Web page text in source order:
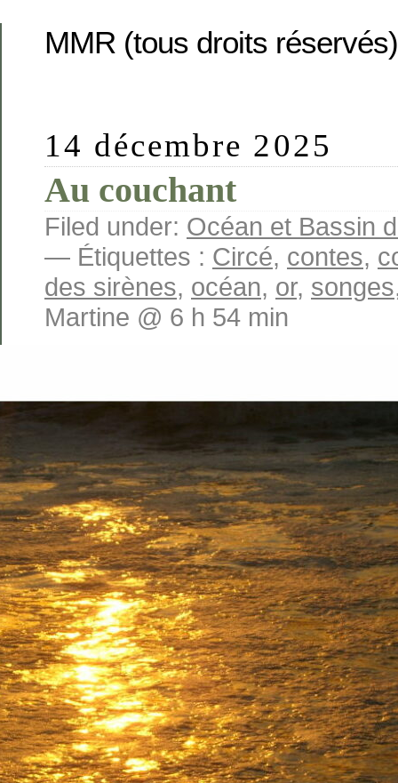
MMR (tous droits réservés)
14 décembre 2025
Au couchant
Filed under: Océan et Bassin
— Étiquettes : Circé, contes,
des sirènes, océan, or, songes
Martine @ 6 h 54 min